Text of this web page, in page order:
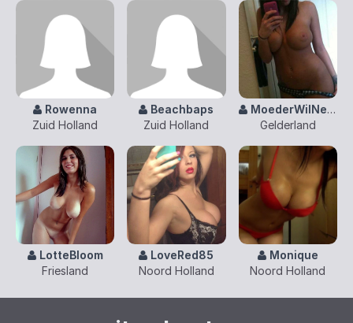
Rowenna
Zuid Holland
Beachbaps
Zuid Holland
MoederWilNeuken
Gelderland
LotteBloom
Friesland
LoveRed85
Noord Holland
Monique
Noord Holland